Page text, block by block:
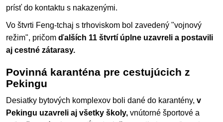
prísť do kontaktu s nakazenými.
Vo štvrti Feng-tchaj s trhoviskom bol zavedený "vojnový
režim", pričom ďalších 11 štvrtí úplne uzavreli a postavili
aj cestné zátarasy.
Povinná karanténa pre cestujúcich z
Pekingu
Desiatky bytových komplexov boli dané do karantény, v
Pekingu uzavreli aj všetky školy, vnútorné športové a